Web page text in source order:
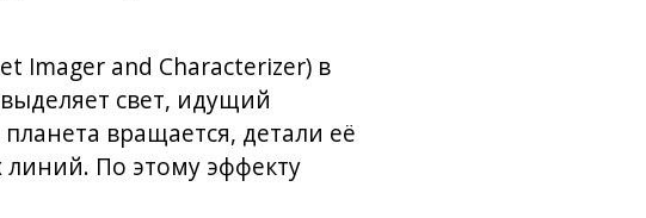
Imager and Characterizer) в
свет, идущий
вращается, детали её
По этому эффекту